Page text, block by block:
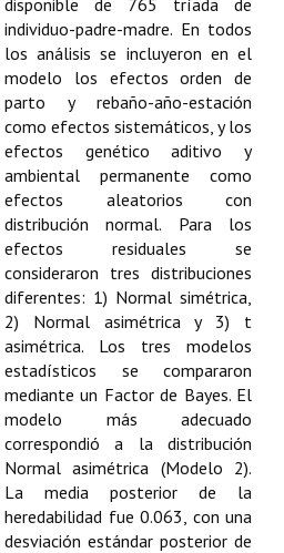
disponible de 765 tríada de
individuo-padre-madre. En todos
los análisis se incluyeron en el
modelo los efectos orden de
parto y rebaño-año-estación
como efectos sistemáticos, y los
efectos genético aditivo y
ambiental permanente como
efectos aleatorios con
distribución normal. Para los
efectos residuales se
consideraron tres distribuciones
diferentes: 1) Normal simétrica,
2) Normal asimétrica y 3) t
asimétrica. Los tres modelos
estadísticos se compararon
mediante un Factor de Bayes. El
modelo más adecuado
correspondió a la distribución
Normal asimétrica (Modelo 2).
La media posterior de la
heredabilidad fue 0.063, con una
desviación estándar posterior de